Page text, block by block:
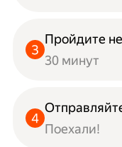
Пройдите
30 минут
Поехали!